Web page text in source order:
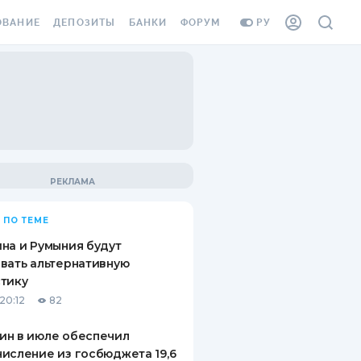
РУ
ВИНЬЕТКА
СОТРУДНИКОВ
ОТ
СЛУЧАЕВ
ДЕПОЗИТЫ
ВОПРОСЫ И ОТВЕТЫ
СБЕРЕЖЕНИЯМ
БАНКИ ФОРУМ
ПО ТЕМЕ
и Румыния будут
альтернативную
82
в июле обеспечил
из госбюджета 19,6